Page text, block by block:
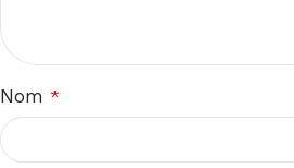
Nom *